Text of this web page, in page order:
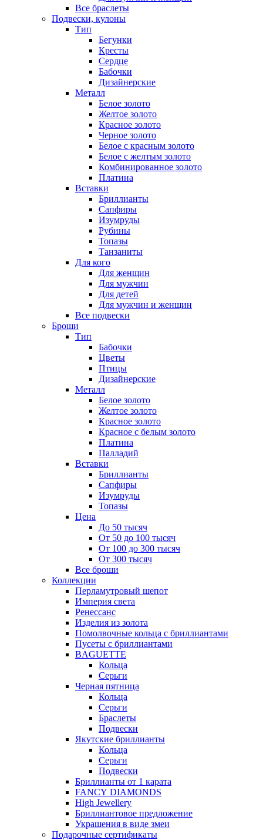
Все браслеты
Подвески, кулоны
Тип
Бегунки
Кресты
Сердце
Бабочки
Дизайнерские
Металл
Белое золото
Желтое золото
Красное золото
Черное золото
Белое с красным золото
Белое с желтым золото
Комбинированное золото
Платина
Вставки
Бриллианты
Сапфиры
Изумруды
Рубины
Топазы
Танзаниты
Для кого
Для женщин
Для мужчин
Для детей
Для мужчин и женщин
Все подвески
Броши
Тип
Бабочки
Цветы
Птицы
Дизайнерские
Металл
Белое золото
Желтое золото
Красное золото
Красное с белым золото
Платина
Палладий
Вставки
Бриллианты
Сапфиры
Изумруды
Топазы
Цена
До 50 тысяч
От 50 до 100 тысяч
От 100 до 300 тысяч
От 300 тысяч
Все броши
Коллекции
Перламутровый шепот
Империя света
Ренессанс
Изделия из золота
Помолвочные кольца с бриллиантами
Пусеты с бриллиантами
BAGUETTE
Кольца
Серьги
Черная пятница
Кольца
Серьги
Браслеты
Подвески
Якутские бриллианты
Кольца
Серьги
Подвески
Бриллианты от 1 карата
FANCY DIAMONDS
High Jewellery
Бриллиантовое предложение
Украшения в виде змеи
Подарочные сертификаты